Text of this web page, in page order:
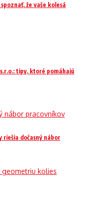
že vaše kolesá
tipy, ktoré pomáhajú
riešia dočasný nábor